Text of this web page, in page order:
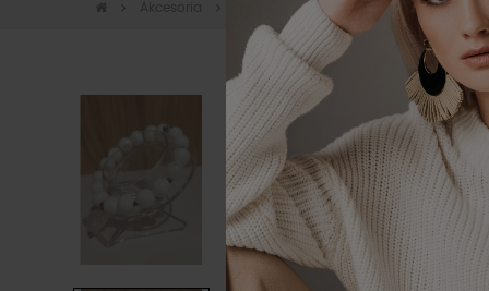
Bransoletka Maluma By
-10%